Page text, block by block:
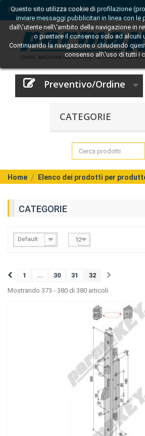
Per informazioni:0521 242809
Preventivo/Ordine
CATEGORIE
Questo sito utilizza cookie di profilazione
inviare messaggi pubblicitari in linea con le
dall\'utente nell\'ambito della navigazione in
o prestare il consenso solo ad alcuni
Continuando la navigazione o chiudendo
consenso all\'uso di tutti i
Home Elenco dei prodotti per
CATEGORIE
Default 12
1 ... 30 31
32
Mostrando 373 - 380 di 380 articoli